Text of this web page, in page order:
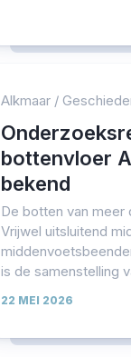
Alkmaar /
bottenvloer
bekend
De botten van meer
Vrijwel uitsluitend
is de samenstelling
22 MEI 2026